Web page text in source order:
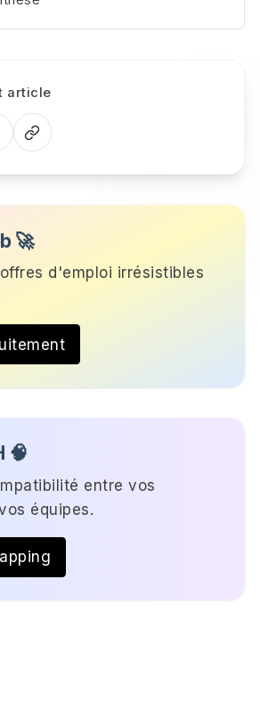
article
🚀
d'emploi irrésistibles
🧠
entre vos
équipes.